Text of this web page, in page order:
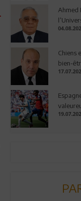
Ahmed
Chiens
bien-